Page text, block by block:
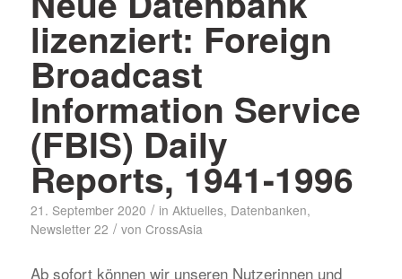
lizenziert: Foreign
Broadcast
Information Service
(FBIS) Daily
Reports, 1941-1996
21. September 2020 / in Aktuelles, Datenbanken,
Newsletter 22 / von CrossAsia
Ab sofort können wir unseren Nutzerinnen und